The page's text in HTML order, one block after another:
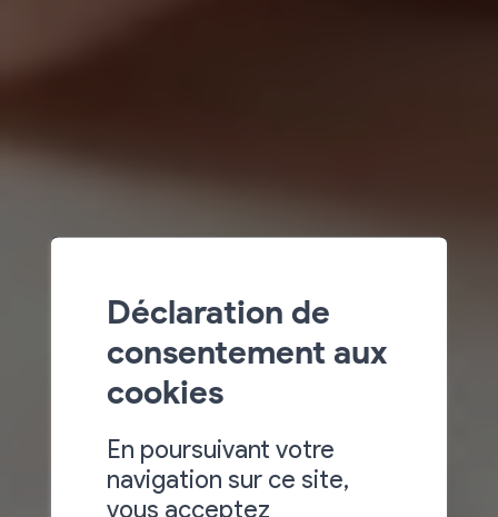
Déclaration de
consentement aux
cookies
En poursuivant votre
navigation sur ce site,
vous acceptez